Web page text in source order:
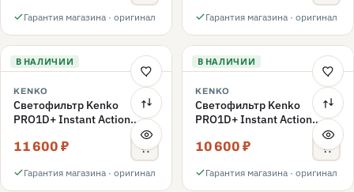
Гарантия магазина · оригинал Гарантия магазина · оригинал
В НАЛИЧИИ
KENKO
Светофильтр Kenko
PRO1D+ Instant Action
Variable NDX3-450+C-PLS
переменной плотности
11 600 ₽
Гарантия магазина · оригинал
В НАЛИЧИИ
KENKO
Светофильтр Kenko
PRO1D+ Instant Action
Variable NDX3-450+C-PL
переменной плотности
10 600 ₽
Гарантия магазина · оригинал